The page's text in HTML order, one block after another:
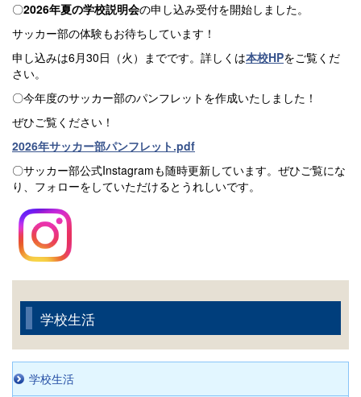
〇2026年夏の学校説明会の申し込み受付を開始しました。
サッカー部の体験もお待ちしています！
申し込みは6月30日（火）までです。詳しくは本校HPをご覧くだ
さい。
〇今年度のサッカー部のパンフレットを作成いたしました！
ぜひご覧ください！
2026年サッカー部パンフレット.pdf
〇サッカー部公式Instagramも随時更新しています。ぜひご覧にな
り、フォローをしていただけるとうれしいです。
学校生活
学校生活